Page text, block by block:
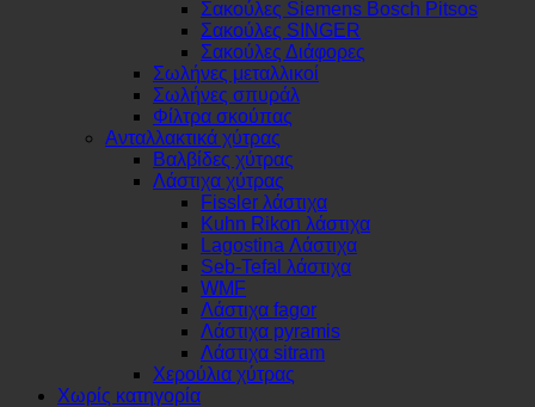
Σακούλες Siemens Bosch Pitsos
Σακούλες SINGER
Σακούλες Διάφορες
Σωλήνες μεταλλικοί
Σωλήνες σπυράλ
Φίλτρα σκούπας
Ανταλλακτικά χύτρας
Βαλβίδες χύτρας
Λάστιχα χύτρας
Fissler λάστιχα
Kuhn Rikon λάστιχα
Lagostina Λάστιχα
Seb-Tefal λάστιχα
WMF
Λάστιχα fagor
Λάστιχα pyramis
Λάστιχα sitram
Χερούλια χύτρας
Χωρίς κατηγορία